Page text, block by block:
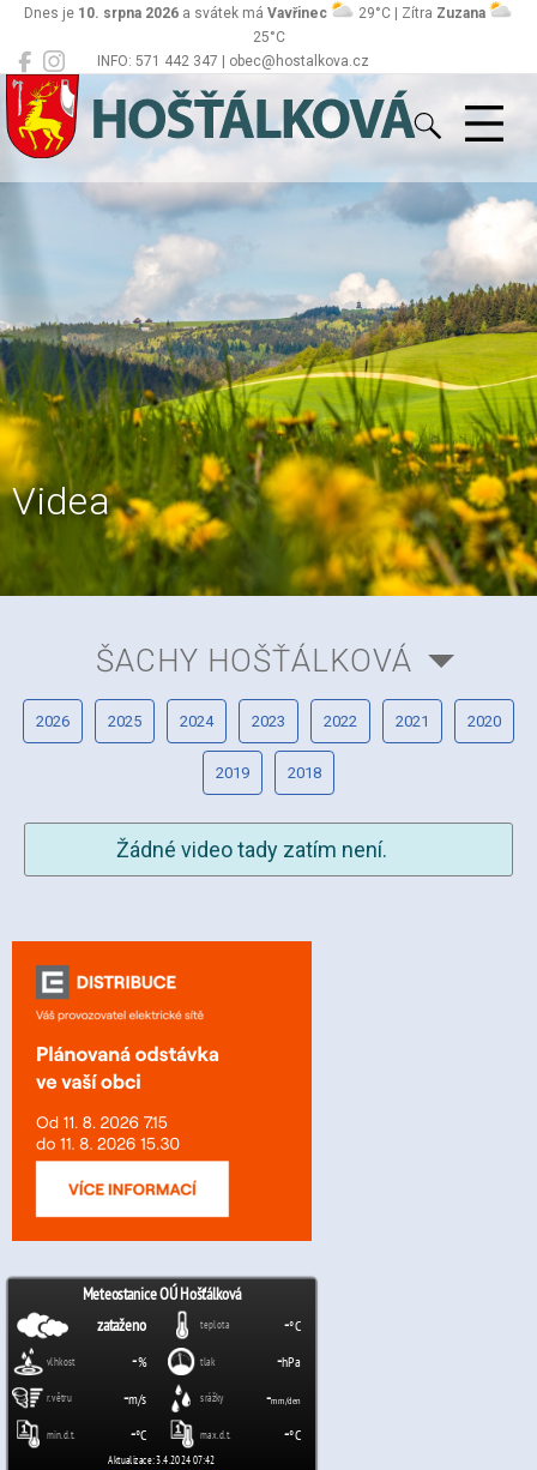
INFO: 571 442 347 | obec@hostalkova.cz
Dnes je 10. srpna 2026 a svátek má Vavřinec 29°C | Zítra Zuzana
25°C
Hošťálková
Videa
ŠACHY HOŠŤÁLKOVÁ
2026 2025 2024 2023 2022 2021 2020
2019 2018
Žádné video tady zatím není.